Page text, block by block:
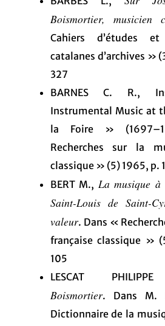
Boismortier, musicien
Cahiers d’études
catalanes d’archives »
327
BARNES C. R.,
Instrumental Music at
la Foire »
Recherches sur la
classique » (5) 1965, p.
BERT M., La musique
Saint-Louis de Saint-
valeur. Dans «
française classique »
105
LESCAT
Boismortier. Dans M.
Dictionnaire de la